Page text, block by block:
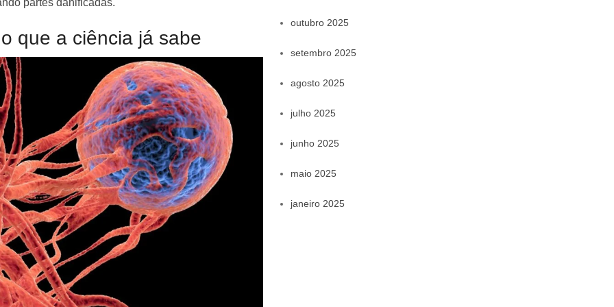
partes danificadas.
que a ciência já sabe
outubro 2025
setembro 2025
agosto 2025
julho 2025
junho 2025
maio 2025
janeiro 2025